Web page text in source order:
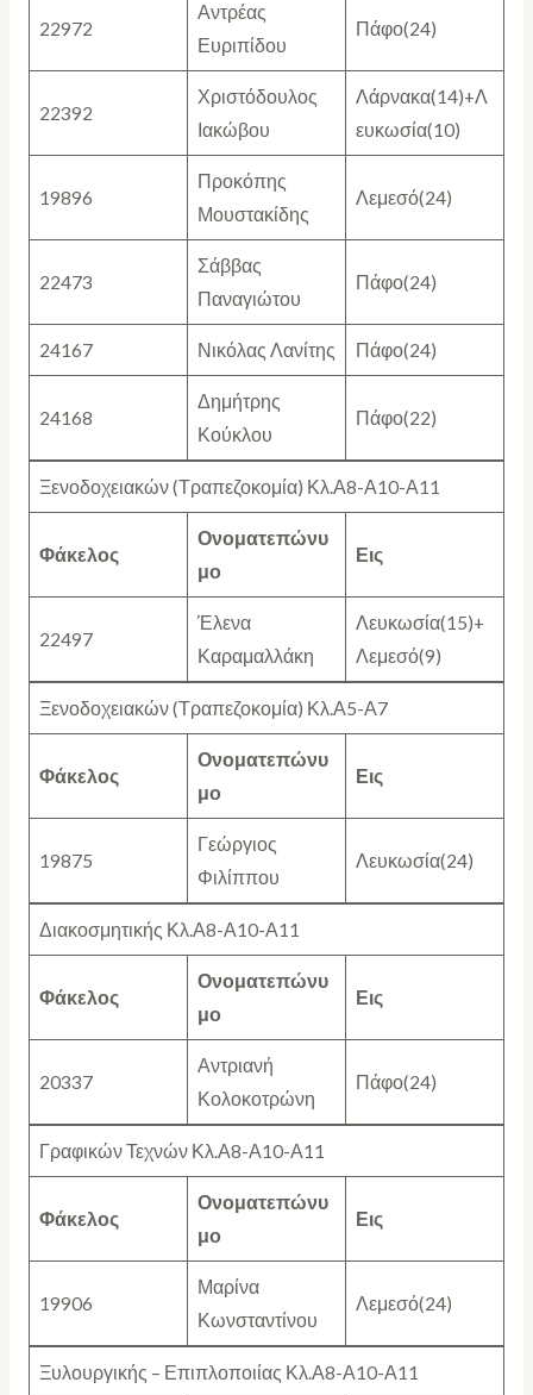
22972
Αντρέας
Ευριπίδου
Πάφο(24)
22392
Χριστόδουλος
Ιακώβου
Λάρνακα(14)+Λ
ευκωσία(10)
19896
Προκόπης
Μουστακίδης
Λεμεσό(24)
22473
Σάββας
Παναγιώτου
Πάφο(24)
24167 Νικόλας Λανίτης Πάφο(24)
24168
Δημήτρης
Κούκλου
Πάφο(22)
Ξενοδοχειακών (Τραπεζοκομία) Κλ.Α8-Α10-Α11
Φάκελος
Ονοματεπώνυ
μο
Εις
22497
Έλενα
Καραμαλλάκη
Λευκωσία(15)+
Λεμεσό(9)
Ξενοδοχειακών (Τραπεζοκομία) Κλ.Α5-Α7
Φάκελος
Ονοματεπώνυ
μο
Εις
19875
Γεώργιος
Φιλίππου
Λευκωσία(24)
Διακοσμητικής Κλ.Α8-Α10-Α11
Φάκελος
Ονοματεπώνυ
μο
Εις
20337
Αντριανή
Κολοκοτρώνη
Πάφο(24)
Γραφικών Τεχνών Κλ.Α8-Α10-Α11
Φάκελος
Ονοματεπώνυ
μο
Εις
19906
Μαρίνα
Κωνσταντίνου
Λεμεσό(24)
Ξυλουργικής – Επιπλοποιίας Κλ.Α8-Α10-Α11